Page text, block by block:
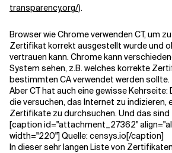
Verwandte Themen
transparency.org/).
Browser wie Chrome verwenden CT, um
Zertifikat korrekt ausgestellt wurde und
vertrauen kann. Chrome kann
System sehen, z.B. welches korrekte
bestimmten CA verwendet werden sollte.
Aber CT hat auch eine gewisse Kehrseite:
die versuchen, das Internet zu indizieren,
Zertifikate zu durchsuchen. Und das sind
[caption id="attachment_27362"
width="220"] Quelle: censys.io[/caption]
In dieser sehr langen Liste von